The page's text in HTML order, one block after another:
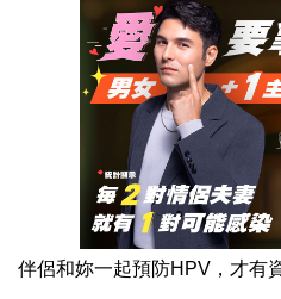
伴侶和妳一起預防HPV，才有